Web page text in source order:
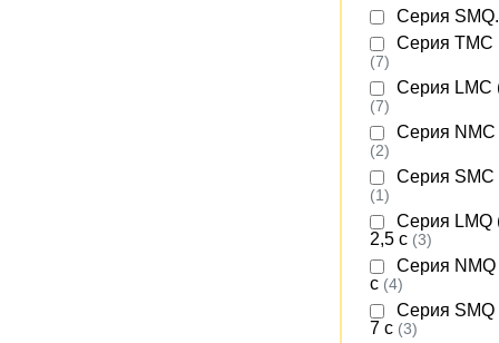
Серия
Серия TMC
(7)
Серия LMC
(7)
Серия
(2)
Серия
(1)
Серия LMQ
2,5 с (3)
Серия
с (4)
Серия
7 с (3)